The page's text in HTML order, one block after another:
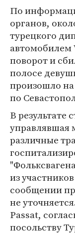
По
органов,
турецкого
автомобилем
поворот и
полосе
произошло
по
В результате
управлявшая
различные
из
сообщении
не
Passat,
посольству